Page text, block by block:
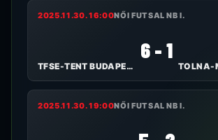
2025.11.30. 16:00NŐI FUTSAL NB I.
TFSE-TENT BUDAPEST
6 - 1
TOLNA-
2025.11.30. 19:00NŐI FUTSAL NB I.